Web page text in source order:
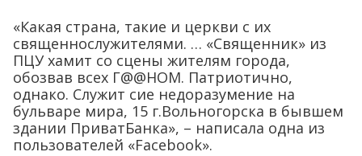
«Какая страна, такие и церкви с их
священнослужителями. … «Священник» из
ПЦУ хамит со сцены жителям города,
обозвав всех Г@@НОМ. Патриотично,
однако. Служит сие недоразумение на
бульваре мира, 15 г.Вольногорска в бывшем
здании ПриватБанка», – написала одна из
пользователей «Facebook».